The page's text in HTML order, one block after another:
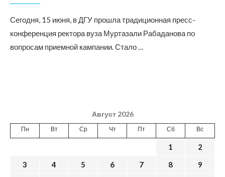
Сегодня, 15 июня, в ДГУ прошла традиционная пресс-
конференция ректора вуза Муртазали Рабаданова по
вопросам приемной кампании. Стало …
Август 2026
Пн Вт Ср Чт Пт Сб Вс
1
2
3
4 5 6 7 8
9